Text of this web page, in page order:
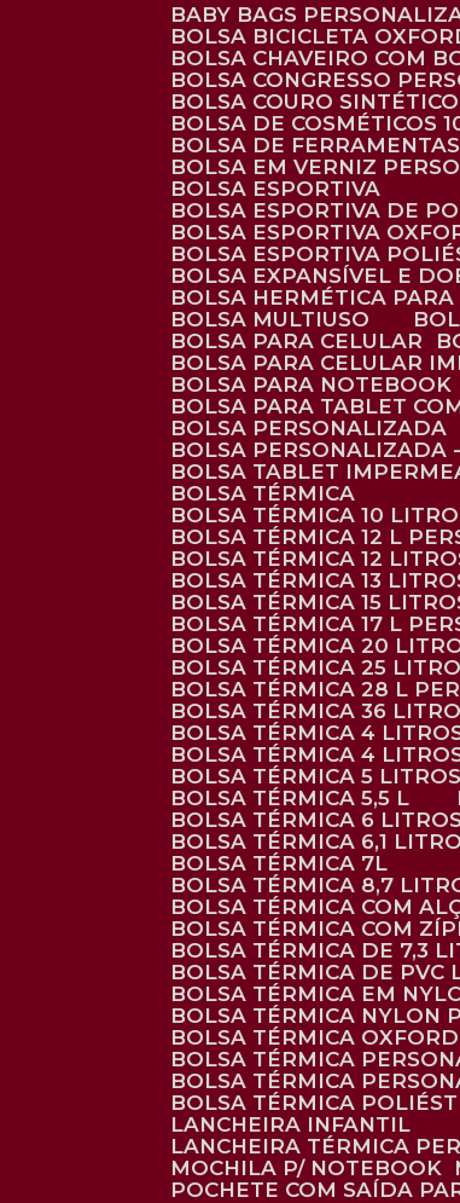
BABY BAGS
BOLSA BICICLETA
BOLSA CHAVEIRO COM
BOLSA CONGRESSO
BOLSA COURO
BOLSA DE COSMÉTICOS
BOLSA DE FERRAMENTAS
BOLSA EM VERNIZ
BOLSA ESPORTIVA
BOLSA ESPORTIVA DE
BOLSA ESPORTIVA
BOLSA ESPORTIVA
BOLSA EXPANSÍVEL E
BOLSA HERMÉTICA
BOLSA MULTIUSO
BOLSA PARA CELULAR
BOLSA PARA CELULAR
BOLSA PARA NOTEBOOK
BOLSA PARA TABLET
BOLSA PERSONALIZADA
BOLSA PERSONALIZADA
BOLSA TABLET
BOLSA TÉRMICA
BOLSA TÉRMICA 10
BOLSA TÉRMICA 12 L
BOLSA TÉRMICA 12
BOLSA TÉRMICA 13
BOLSA TÉRMICA 15
BOLSA TÉRMICA 17 L
BOLSA TÉRMICA 20
BOLSA TÉRMICA 25
BOLSA TÉRMICA 28 L
BOLSA TÉRMICA 36
BOLSA TÉRMICA 4
BOLSA TÉRMICA 4
BOLSA TÉRMICA 5 LITROS
BOLSA TÉRMICA 5,5 L
BOLSA TÉRMICA 6 LITROS
BOLSA TÉRMICA 6,1
BOLSA TÉRMICA 7L
BOLSA TÉRMICA 8,7
BOLSA TÉRMICA COM
BOLSA TÉRMICA COM
BOLSA TÉRMICA DE 7,3
BOLSA TÉRMICA DE
BOLSA TÉRMICA EM
BOLSA TÉRMICA NYLON
BOLSA TÉRMICA
BOLSA TÉRMICA
BOLSA TÉRMICA
BOLSA TÉRMICA
LANCHEIRA INFANTIL
LANCHEIRA TÉRMICA
MOCHILA P/ NOTEBOOK
POCHETE COM SAÍDA